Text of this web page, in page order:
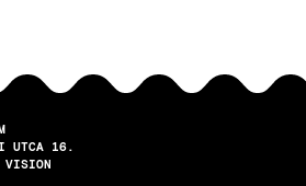
UTCA 16.
VISION